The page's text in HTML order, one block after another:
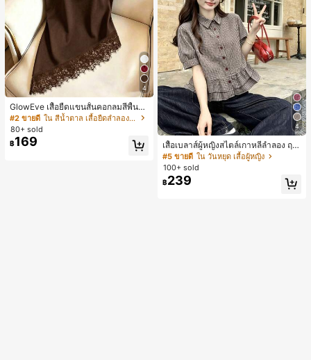
4
GlowEve เสื้อยืดแขนสั้นคอกลมสีพื้นลำ
ลองอเนกประสงค์สำหรับผู้หญิง
#2 ขายดี
ใน สีน้ำตาล เสื้อยืดลำลองพื้นฐาน
80+ sold
฿169
4
เสื้อเบลาส์ผู้หญิงสไตล์เกาหลีลำลอง ฤดู
ใบไม้ผลิ/ฤดูร้อนใหม่ ชายระบาย ชิคแล
ะหรูหรา
#5 ขายดี ใน วันหยุด เสื้อผู้หญิง
100+ sold
฿239